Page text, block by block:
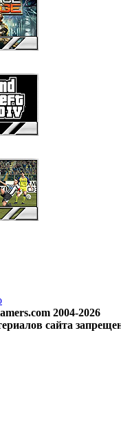
2004-2026
сайта